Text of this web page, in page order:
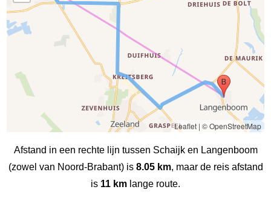
Leaflet| © OpenStreetMap
Afstand in een rechte lijn tussen Schaijk en Langenboom
(zowel van Noord-Brabant) is 8.05 km, maar de reis afstand
is 11 km lange route.